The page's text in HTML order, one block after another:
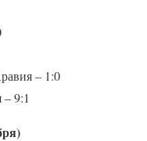
– 1:0
9:1